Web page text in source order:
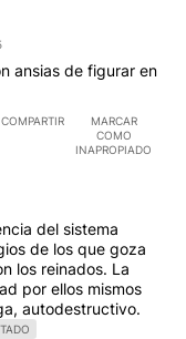
ansias de figurar en
COMPARTIR
MARCAR
COMO
INAPROPIADO
del sistema
de los que goza
los reinados. La
por ellos mismos
autodestructivo.